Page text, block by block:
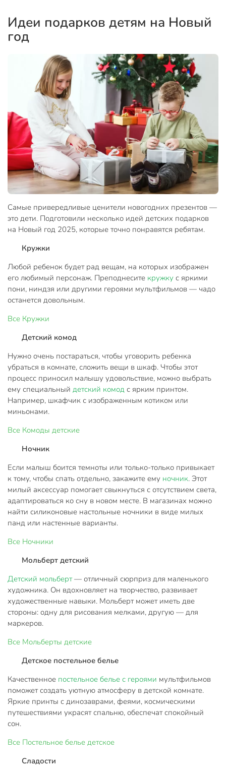
Идеи подарков детям на Новый
год
Самые привередливые ценители новогодних презентов —
это дети. Подготовили несколько идей детских подарков
на Новый год 2025, которые точно понравятся ребятам.
Кружки
Любой ребенок будет рад вещам, на которых изображен
его любимый персонаж. Преподнесите кружку с яркими
пони, ниндзя или другими героями мультфильмов — чадо
останется довольным.
Все Кружки
Детский комод
Нужно очень постараться, чтобы уговорить ребенка
убраться в комнате, сложить вещи в шкаф. Чтобы этот
процесс приносил малышу удовольствие, можно выбрать
ему специальный детский комод с ярким принтом.
Например, шкафчик с изображенным котиком или
миньонами.
Все Комоды детские
Ночник
Если малыш боится темноты или только-только привыкает
к тому, чтобы спать отдельно, закажите ему ночник. Этот
милый аксессуар помогает свыкнуться с отсутствием света,
адаптироваться ко сну в новом месте. В магазинах можно
найти силиконовые настольные ночники в виде милых
панд или настенные варианты.
Все Ночники
Мольберт детский
Детский мольберт— отличный сюрприз для маленького
художника. Он вдохновляет на творчество, развивает
художественные навыки. Мольберт может иметь две
стороны: одну для рисования мелками, другую — для
маркеров.
Все Мольберты детские
Детское постельное белье
Качественное постельное белье с героями мультфильмов
поможет создать уютную атмосферу в детской комнате.
Яркие принты с динозаврами, феями, космическими
путешествиями украсят спальню, обеспечат спокойный
сон.
Все Постельное белье детское
Сладости